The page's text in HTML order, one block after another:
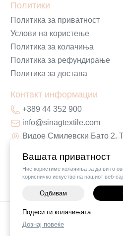
Вашата приватност
Ние користиме колачиња за да ви го
корисничко искуство на нашиот веб-
Одбивам
Подеси ги колачињата
Дознај повеќе
Политики
Политика за приватност
Услови на користење
Политика за колачиња
Политика за рефундирање
Политика за достава
Контакт информации
+389 44 352 900
info@sinagtextile.com
Видое Смилевски Бато 2,
©2026Vendor x
Поставки за колачиња